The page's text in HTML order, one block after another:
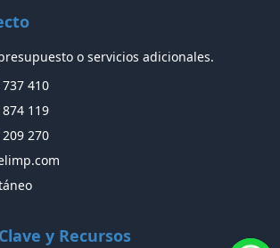
o servicios adicionales.
410
119
270
y Recursos